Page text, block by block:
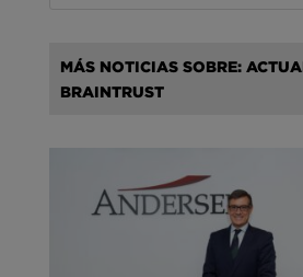
MÁS NOTICIAS SOBRE:
BRAINTRUST